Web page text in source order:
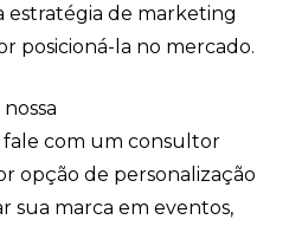
estratégia de marketing
posicioná-la no mercado.
fale com um consultor
opção de personalização
sua marca em eventos,